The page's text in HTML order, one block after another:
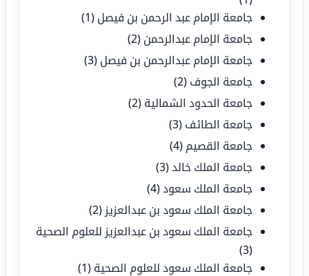
جامعة الإمام عبد الرحمن بن فيصل (1)
جامعة الإمام عبدالرحمن (2)
جامعة الإمام عبدالرحمن بن فيصل (3)
جامعة الجوف (2)
جامعة الحدود الشمالية (2)
جامعة الطائف (3)
جامعة القصيم (4)
جامعة الملك خالد(3)
جامعة الملك سعود(4)
جامعة الملك سعود بن عبدالعزيز (2)
جامعة الملك سعود بن عبدالعزيز للعلوم الصحية
(3)
جامعة الملك سعود للعلوم الصحية (1)